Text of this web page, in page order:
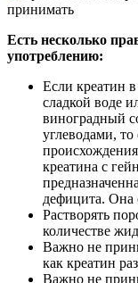
Есть несколько
употреблению:
Если креатин
сладкой воде
виноградный
углеводами,
креатина с
дефицита. Она
Растворять
количестве
Важно не
как креатин
Важно не